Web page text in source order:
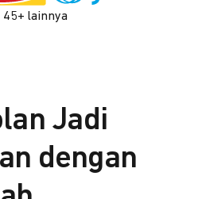
45+ lainnya
Jadi
dengan